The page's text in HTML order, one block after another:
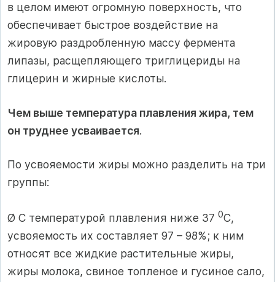
в целом имеют огромную поверхность, что
обеспечивает быстрое воздействие на
жировую раздробленную массу фермента
липазы, расщепляющего триглицериды на
глицерин и жирные кислоты.
Чем выше температура плавления жира, тем
он труднее усваивается.
По усвояемости жиры можно разделить на три
группы:
Ø С температурой плавления ниже 37 0С,
усвояемость их составляет 97 – 98%; к ним
относят все жидкие растительные жиры,
жиры молока, свиное топленое и гусиное сало,